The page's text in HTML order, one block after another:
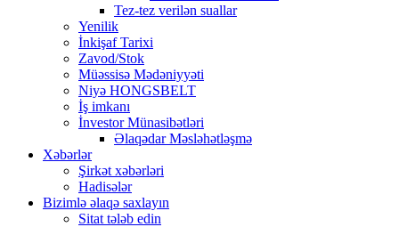
Tez-tez verilən suallar
Yenilik
İnkişaf Tarixi
Zavod/Stok
Müəssisə Mədəniyyəti
Niyə HONGSBELT
İş imkanı
İnvestor Münasibətləri
Əlaqədar Məsləhətləşmə
Xəbərlər
Şirkət xəbərləri
Hadisələr
Bizimlə əlaqə saxlayın
Sitat tələb edin